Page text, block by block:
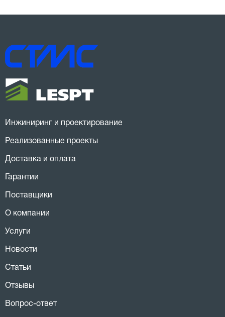
Инжиниринг и проектирование
Реализованные проекты
Доставка и оплата
Гарантии
Поставщики
О компании
Услуги
Новости
Статьи
Отзывы
Вопрос-ответ